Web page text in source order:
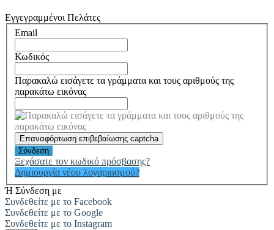
Εγγεγραμμένοι Πελάτες
Email
Κωδικός
Παρακαλώ εισάγετε τα γράμματα και τους αριθμούς της
παρακάτω εικόνας
Επαναφόρτωση επιβεβαίωσης captcha
Σύνδεση
Ξεχάσατε τον κωδικό πρόσβασης?
Δημιουργία νέου λογαριασμού?
Ή Σύνδεση με
Συνδεθείτε με το Facebook
Συνδεθείτε με το Google
Συνδεθείτε με το Instagram